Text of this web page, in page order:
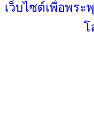
เว็บไซต์เพื่อพร
โ